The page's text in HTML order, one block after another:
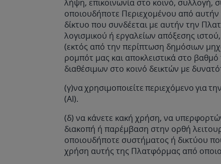
λήψη, επικοινωνία στο κοινό, συλλογή,
οποιουδήποτε Περιεχομένου από
δίκτυο που συνδέεται με αυτήν την
λογισμικού ή εργαλείων απόξεσης
(εκτός από την περίπτωση δημόσιων
ρομπότ μας και αποκλειστικά στο
διαθέσιμων στο κοινό δεικτών με
(γ)να χρησιμοποιείτε περιεχόμενο για
(AI).
(δ) να κάνετε κακή χρήση, να
διακοπή ή παρέμβαση στην ορθή
οποιουδήποτε συστήματος ή δικτύου
χρήση αυτής της Πλατφόρμας από